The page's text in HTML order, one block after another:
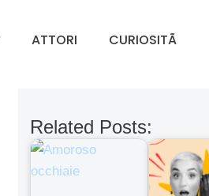
ATTORI CURIOSITÃ
Related Posts: